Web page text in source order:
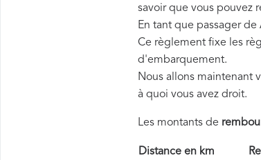
savoir que vous pouvez
En tant que passager
Ce règlement fixe les
d'embarquement.
Nous allons maintenant
à quoi vous avez droit.
Les montants de
Distance en km